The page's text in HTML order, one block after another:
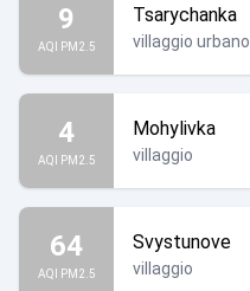
9
AQI PM2.5
Tsarychanka
villaggio urbano
4
AQI PM2.5
Mohylivka
villaggio
64
AQI PM2.5
Svystunove
villaggio